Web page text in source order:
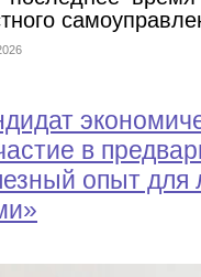
в
опыт для